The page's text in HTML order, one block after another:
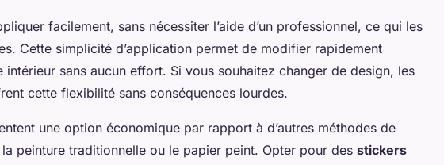
facilement, sans nécessiter l’aide d’un professionnel, ce qui les
Cette simplicité d’application permet de modifier rapidement
intérieur sans aucun effort. Si vous souhaitez changer de design, les
cette flexibilité sans conséquences lourdes.
une option économique par rapport à d’autres méthodes de
peinture traditionnelle ou le papier peint. Opter pour des stickers